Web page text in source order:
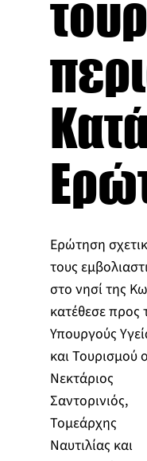
Ερώτηση
τους
στο νησί της
κατέθεσε προς
Υπουργούς
και Τουρισμού ο
Νεκτάριος
Σαντορινιός,
Τομεάρχης
Ναυτιλίας και